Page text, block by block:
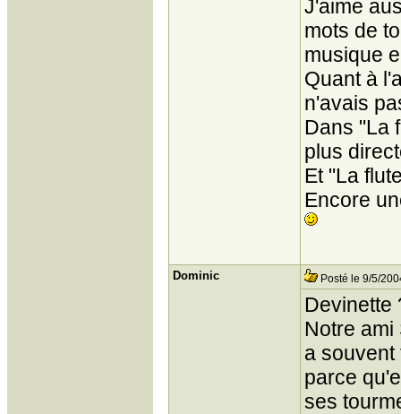
J'aime
mots de
musique
Quant à
n'avais
Dans "La
plus
Et "La
Encore
Dominic Posté le 9/5/
Devinette
Notre ami
a souvent
parce
ses